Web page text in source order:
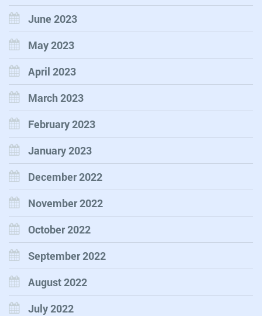
June 2023
May 2023
April 2023
March 2023
February 2023
January 2023
December 2022
November 2022
October 2022
September 2022
August 2022
July 2022